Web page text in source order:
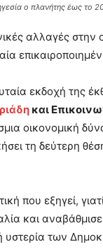
ο πλανήτης έως το
αλλαγές στην
εκδοχή της
και
οικονομική
τη δεύτερη
που εξηγεί,
και
υστερία των